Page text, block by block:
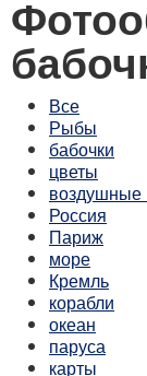
Все
Рыбы
бабочки
цветы
Россия
Париж
море
Кремль
корабли
океан
паруса
карты